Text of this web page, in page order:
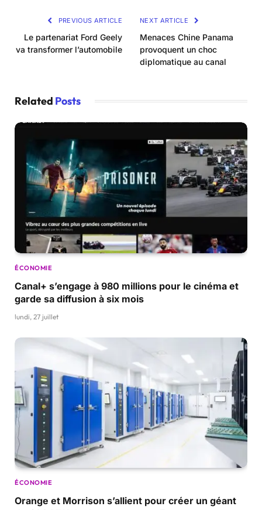
PREVIOUS ARTICLE
Le partenariat Ford Geely
va transformer l’automobile
NEXT ARTICLE
Menaces Chine Panama
provoquent un choc
diplomatique au canal
Related Posts
ÉCONOMIE
Canal+ s’engage à 980 millions pour le cinéma et
garde sa diffusion à six mois
lundi, 27 juillet
ÉCONOMIE
Orange et Morrison s’allient pour créer un géant